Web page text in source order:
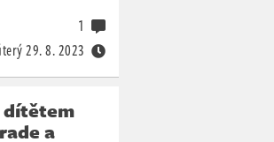
29. 8. 2023
1
dítětem
a